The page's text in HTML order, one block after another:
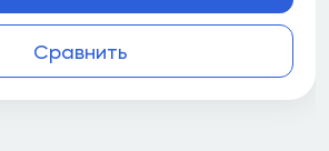
Сравнить